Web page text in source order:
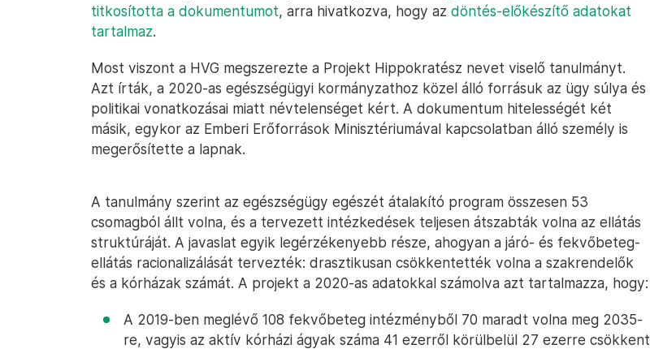
titkosította a dokumentumot, arra hivatkozva, hogy az döntés-előkészítő adatokat
tartalmaz.
Most viszont a HVG megszerezte a Projekt Hippokratész nevet viselő tanulmányt.
Azt írták, a 2020-as egészségügyi kormányzathoz közel álló forrásuk az ügy súlya és
politikai vonatkozásai miatt névtelenséget kért. A dokumentum hitelességét két
másik, egykor az Emberi Erőforrások Minisztériumával kapcsolatban álló személy is
megerősítette a lapnak.
A tanulmány szerint az egészségügy egészét átalakító program összesen 53
csomagból állt volna, és a tervezett intézkedések teljesen átszabták volna az ellátás
struktúráját. A javaslat egyik legérzékenyebb része, ahogyan a járó- és fekvőbeteg-
ellátás racionalizálását tervezték: drasztikusan csökkentették volna a szakrendelők
és a kórházak számát. A projekt a 2020-as adatokkal számolva azt tartalmazza, hogy:
A 2019-ben meglévő 108 fekvőbeteg intézményből 70 maradt volna meg 2035-
re, vagyis az aktív kórházi ágyak száma 41 ezerről körülbelül 27 ezerre csökkent